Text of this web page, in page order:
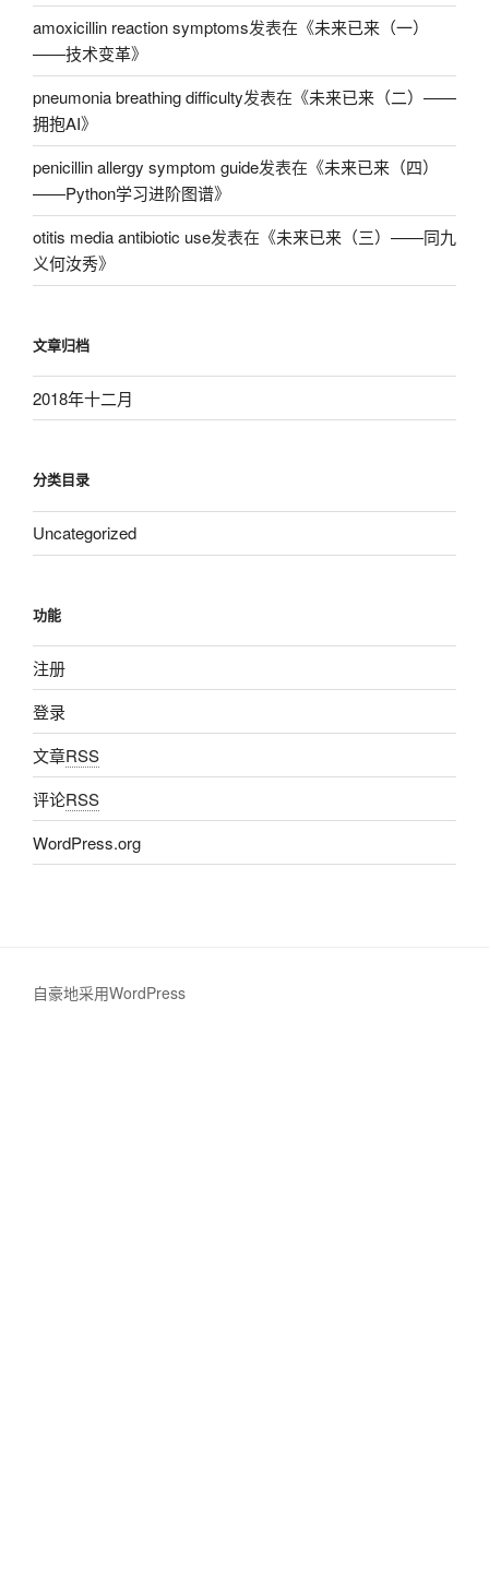
amoxicillin reaction symptoms发表在《未来已来（一）
——技术变革》
pneumonia breathing difficulty发表在《未来已来（二）——
拥抱AI》
penicillin allergy symptom guide发表在《未来已来（四）
——Python学习进阶图谱》
otitis media antibiotic use发表在《未来已来（三）——同九
义何汝秀》
文章归档
2018年十二月
分类目录
Uncategorized
功能
注册
登录
文章RSS
评论RSS
WordPress.org
自豪地采用WordPress